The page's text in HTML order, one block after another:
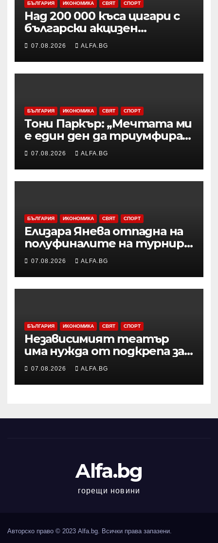
БЪЛГАРИЯ ИКОНОМИКА СВЯТ СПОРТ
Над 200 000 къса цигари с
български акцизен
бандерол са задържани при
проверка на товарен
автомобил в района на
Видин
07.08.2026 ALFA.BG
БЪЛГАРИЯ ИКОНОМИКА СВЯТ СПОРТ
Тони Паркър: „Мечтата ми
е един ден да триумфирам
с АСВЕЛ и да стана
шампион на НБА Европа“
07.08.2026 ALFA.BG
БЪЛГАРИЯ ИКОНОМИКА СВЯТ СПОРТ
Елизара Янева отпадна на
полуфиналите на турнир
по тенис УТА 125 във
Варшава, ще запише ново
рекордно класиране в
световната ранглиста в
07.08.2026 ALFA.BG
БЪЛГАРИЯ ИКОНОМИКА СВЯТ СПОРТ
Независимият театър
има нужда от подкрепа за
копродукции с
държавните сцени,
смятат Боряна Йовкова и
07.08.2026 ALFA.BG
Alfa.bg
горещи новини
Авторско право © 2023 Alfa.bg. Всички права запазени.